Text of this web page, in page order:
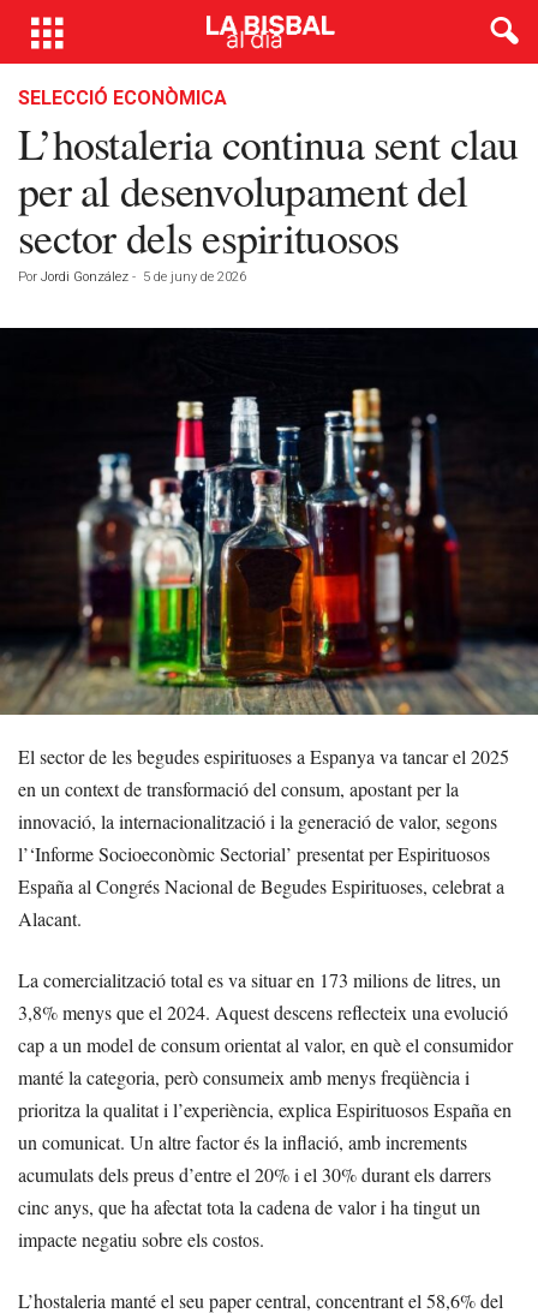
SELECCIÓ ECONÒMICA
L’hostaleria continua sent clau
per al desenvolupament del
sector dels espirituosos
Por Jordi González - 5 de juny de 2026
El sector de les begudes espirituoses a Espanya va tancar el 2025
en un context de transformació del consum, apostant per la
innovació, la internacionalització i la generació de valor, segons
l’‘Informe Socioeconòmic Sectorial’ presentat per Espirituosos
España al Congrés Nacional de Begudes Espirituoses, celebrat a
Alacant.
La comercialització total es va situar en 173 milions de litres, un
3,8% menys que el 2024. Aquest descens reflecteix una evolució
cap a un model de consum orientat al valor, en què el consumidor
manté la categoria, però consumeix amb menys freqüència i
prioritza la qualitat i l’experiència, explica Espirituosos España en
un comunicat. Un altre factor és la inflació, amb increments
acumulats dels preus d’entre el 20% i el 30% durant els darrers
cinc anys, que ha afectat tota la cadena de valor i ha tingut un
impacte negatiu sobre els costos.
L’hostaleria manté el seu paper central, concentrant el 58,6% del